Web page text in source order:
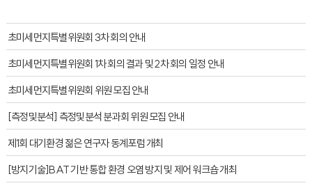
초미세먼지특별위원회 3차 회의 안내
초미세먼지특별위원회 1차 회의 결과 및 2차 회의 일정 안내
초미세먼지특별위원회 위원 모집 안내
[측정및분석] 측정및분석 분과회 위원 모집 안내
제1회 대기환경 젊은 연구자 동계포럼 개최
[방지기술]BAT 기반 통합 환경 오염 방지 및 제어 워크숍 개최